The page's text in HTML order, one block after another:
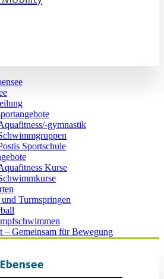
gymnastik
Sportschule
Kurse
Turmspringen
– Gemeinsam für Bewegung